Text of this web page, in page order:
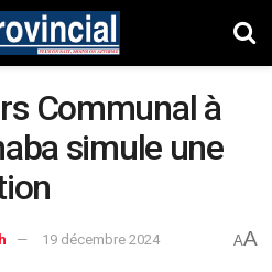
Communal à
simule une
19 décembre 2024 AA